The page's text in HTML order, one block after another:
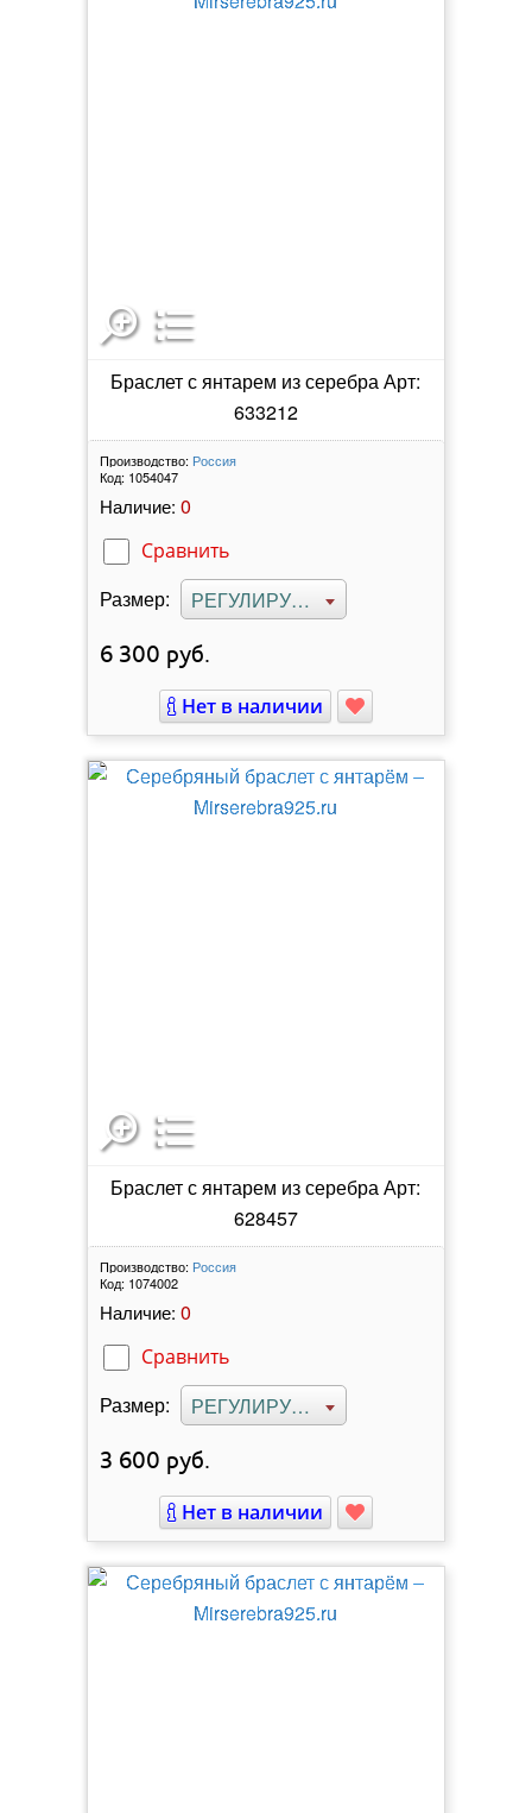
Браслет с янтарем из серебра Арт:
633212
Производство: Россия
Код: 1054047
Наличие: 0
Сравнить
Размер: РЕГУЛИРУЕМЫЙ
6 300 руб.
Нет в наличии
Браслет с янтарем из серебра Арт:
628457
Производство: Россия
Код: 1074002
Наличие: 0
Сравнить
Размер: РЕГУЛИРУЕМЫЙ
3 600 руб.
Нет в наличии